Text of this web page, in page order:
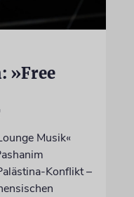
»Free
Musik«
Konflikt –